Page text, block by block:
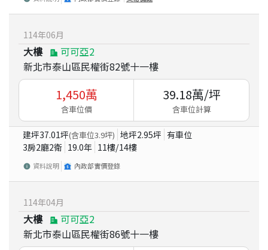
114年06月
大樓
可可亞2
新北市泰山區民權街82號十一樓
1,450萬
含車位價
39.18萬/坪
含車位計算
建坪37.01坪(含車位3.9坪) 地坪2.95坪 有車位
3房2廳2衛 19.0年 11樓/14樓
資料說明 內政部實價登錄
114年04月
大樓
可可亞2
新北市泰山區民權街86號十一樓